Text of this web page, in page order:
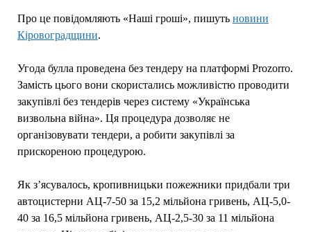
Про це повідомляють «Наші гроші», пишуть новини
Кіровоградщини.
Угода булла проведена без тендеру на платформі Prozorro.
Замість цього вони скористались можливістю проводити
закупівлі без тендерів через систему «Українська
визвольна війна». Ця процедура дозволяє не
організовувати тендери, а робити закупівлі за
прискореною процедурою.
Як з’ясувалось, кропивницьки пожежники придбали три
автоцистерни АЦ-7-50 за 15,2 мільйона гривень, АЦ-5,0-
40 за 16,5 мільйона гривень, АЦ-2,5-30 за 11 мільйона